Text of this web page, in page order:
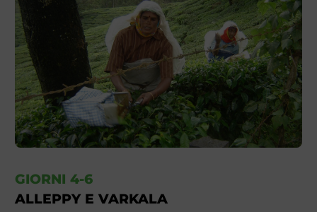
GIORNI 4-6
ALLEPPY E VARKALA